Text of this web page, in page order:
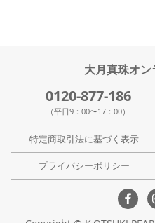
大月真珠オ
0120-877-186
（平日9：00〜17：00）
特定商取引法に基づく表示
プライバシーポリシー